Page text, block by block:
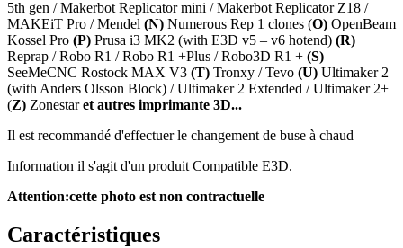
5th gen / Makerbot Replicator mini / Makerbot Replicator Z18 /
MAKEiT Pro / Mendel (N) Numerous Rep 1 clones (O) OpenBeam
Kossel Pro (P) Prusa i3 MK2 (with E3D v5 – v6 hotend) (R)
Reprap / Robo R1 / Robo R1 +Plus / Robo3D R1 + (S)
SeeMeCNC Rostock MAX V3 (T) Tronxy / Tevo (U) Ultimaker 2
(with Anders Olsson Block) / Ultimaker 2 Extended / Ultimaker 2+
(Z) Zonestaret autres imprimante 3D...
Il est recommandé d'effectuer le changement de buse à chaud
Information il s'agit d'un produit Compatible E3D.
Attention:cette photo est non contractuelle
Caractéristiques